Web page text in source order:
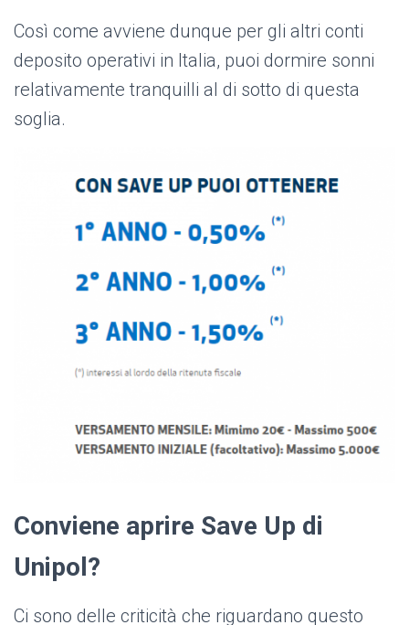
Così come avviene dunque per gli altri conti
deposito operativi in Italia, puoi dormire sonni
relativamente tranquilli al di sotto di questa
soglia.
Conviene aprire Save Up di
Unipol?
Ci sono delle criticità che riguardano questo